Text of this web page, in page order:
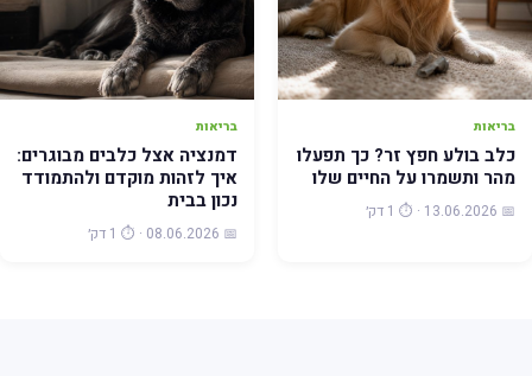
בריאות
כלב בולע חפץ זר? כך תפעלו
מהר ותשמרו על החיים שלו
📅 13.06.2026 · ⏱️ 1 דק׳
בריאות
דמנציה אצל כלבים מבוגרים:
איך לזהות מוקדם ולהתמודד
נכון בבית
📅 08.06.2026 · ⏱️ 1 דק׳